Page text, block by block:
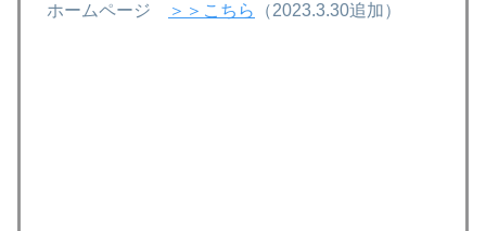
ホームページ
＞＞こちら （2023.3.30追加）